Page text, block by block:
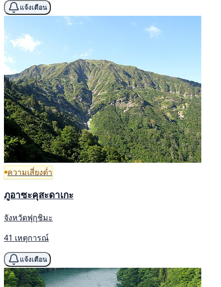
แจ้งเตือน
ความเสี่ยงต่ำ
ภูอาซะคุสะดาเกะ
จังหวัดฟุกุชิมะ
41 เหตุการณ์
แจ้งเตือน